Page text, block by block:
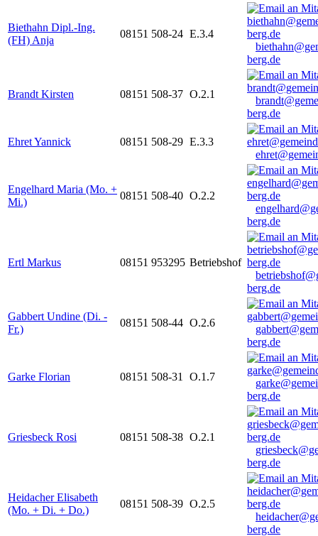
Biethahn Dipl.-Ing.
(FH) Anja
08151 508-24 E.3.4
berg.de
Brandt Kirsten 08151 508-37 O.2.1
berg.de
Ehret Yannick 08151 508-29 E.3.3
Engelhard Maria (Mo. +
Mi.)
08151 508-40 O.2.2
berg.de
Ertl Markus 08151 953295 Betriebshof
berg.de
Gabbert Undine (Di. -
Fr.)
08151 508-44 O.2.6
berg.de
Garke Florian 08151 508-31 O.1.7
berg.de
Griesbeck Rosi 08151 508-38 O.2.1
berg.de
Heidacher Elisabeth
(Mo. + Di. + Do.)
08151 508-39 O.2.5
berg.de